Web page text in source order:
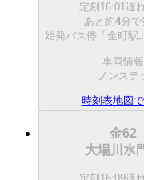
定刻 16:01遅
あと約4分で
始発バス停「金町駅
車両情報
ノンステ
時刻表地図
金62
大場川水